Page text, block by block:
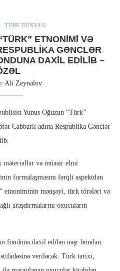
TÜRK DÜNYASI
ETNONIMI VƏ
GƏNCLƏR
DAXIL EDILIB –
Ali Zeynalov
Yunus Oğuzun “Türk”
Cabbarlı adına Respublika Gənclər
materiallar və müasir elmi
formalaşmasını fərqli aspektdən
etnoniminin mənşəyi, türk törələri və
araşdırmalarını oxucuların
fonduna daxil edilən nəşr bundan
veriləcək. Türk tarixi,